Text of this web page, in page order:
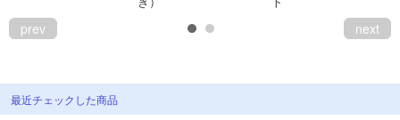
prev next
最近チェックした商品